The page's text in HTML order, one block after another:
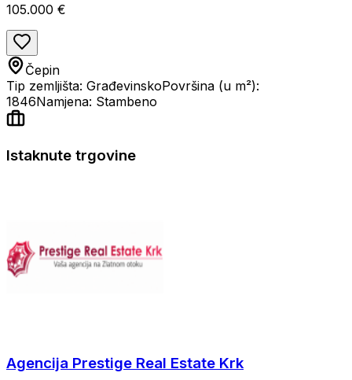
105.000 €
Čepin
Tip zemljišta: GrađevinskoPovršina (u m²):
1846Namjena: Stambeno
Istaknute trgovine
Agencija Prestige Real Estate Krk